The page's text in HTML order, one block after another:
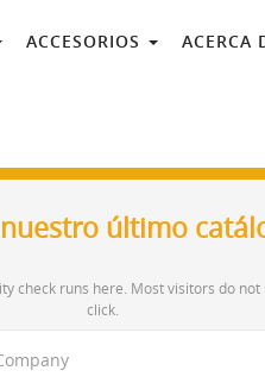
ACCESORIOS ACERCA
último
check runs here. Most visitors do not
click.